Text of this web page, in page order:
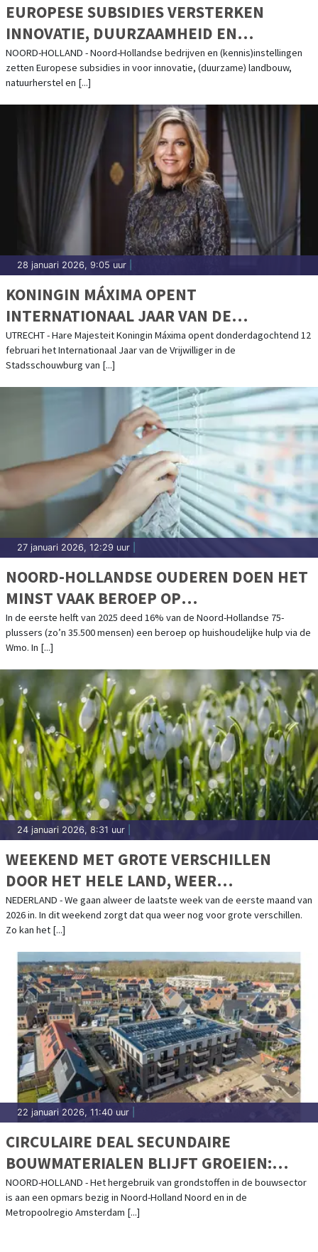
EUROPESE SUBSIDIES VERSTERKEN
INNOVATIE, DUURZAAMHEID EN
LANDBOUW IN NOORD-HOLLAND
NOORD-HOLLAND - Noord-Hollandse bedrijven en (kennis)instellingen
zetten Europese subsidies in voor innovatie, (duurzame) landbouw,
natuurherstel en [...]
28 januari 2026, 9:05 uur
KONINGIN MÁXIMA OPENT
INTERNATIONAAL JAAR VAN DE
VRIJWILLIGER
UTRECHT - Hare Majesteit Koningin Máxima opent donderdagochtend 12
februari het Internationaal Jaar van de Vrijwilliger in de
Stadsschouwburg van [...]
27 januari 2026, 12:29 uur
NOORD-HOLLANDSE OUDEREN DOEN HET
MINST VAAK BEROEP OP
HUISHOUDELIJKE HULP VIA WMO
In de eerste helft van 2025 deed 16% van de Noord-Hollandse 75-
plussers (zo’n 35.500 mensen) een beroep op huishoudelijke hulp via de
Wmo. In [...]
24 januari 2026, 8:31 uur
WEEKEND MET GROTE VERSCHILLEN
DOOR HET HELE LAND, WEER
GELEIDELIJK WAT ZACHTER IN LAATSTE
WEEK JANUARI
NEDERLAND - We gaan alweer de laatste week van de eerste maand van
2026 in. In dit weekend zorgt dat qua weer nog voor grote verschillen.
Zo kan het [...]
22 januari 2026, 11:40 uur
CIRCULAIRE DEAL SECUNDAIRE
BOUWMATERIALEN BLIJFT GROEIEN:
CIRCULAIR SLOPEN LOONT
NOORD-HOLLAND - Het hergebruik van grondstoffen in de bouwsector
is aan een opmars bezig in Noord-Holland Noord en in de
Metropoolregio Amsterdam [...]